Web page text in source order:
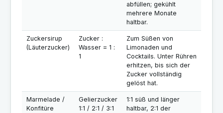
abfüllen; gekühlt
mehrere Monate
haltbar.
Zuckersirup
(Läuterzucker)
Zucker :
Wasser = 1 :
1
Zum Süßen von
Limonaden und
Cocktails. Unter Rühren
erhitzen, bis sich der
Zucker vollständig
gelöst hat.
Marmelade /
Konfitüre
Gelierzucker
1:1 / 2:1 / 3:1
1:1 süß und länger
haltbar, 2:1 der